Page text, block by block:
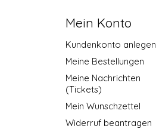
Mein Konto
Kundenkonto anlegen
Meine Bestellungen
Meine Nachrichten
(Tickets)
Mein Wunschzettel
Widerruf beantragen